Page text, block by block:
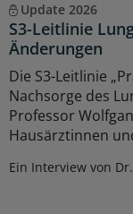
Update 2026
S3-Leitlinie
Änderungen
Die S3-Leitlinie
Nachsorge des
Professor
Hausärztinnen
Ein Interview von